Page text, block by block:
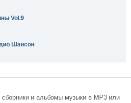
Vol.9
Шансон
и альбомы музыки в MP3 или